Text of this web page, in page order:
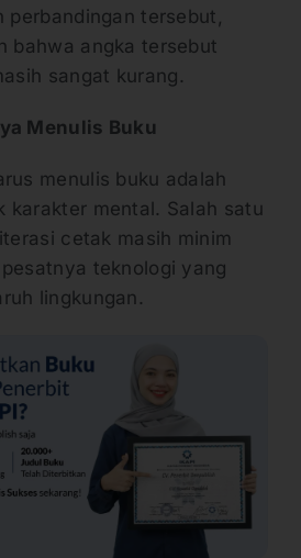
perbandingan tersebut,
bahwa angka tersebut
sangat kurang.
Menulis Buku
menulis buku adalah
karakter mental. Salah satu
cetak masih minim
teknologi yang
lingkungan.